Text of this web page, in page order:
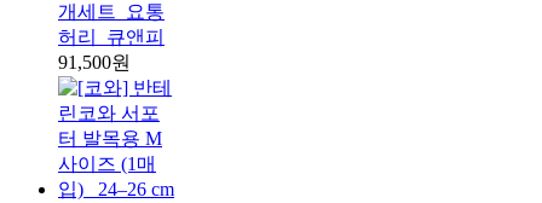
개세트_요통
허리_큐앤피
91,500원